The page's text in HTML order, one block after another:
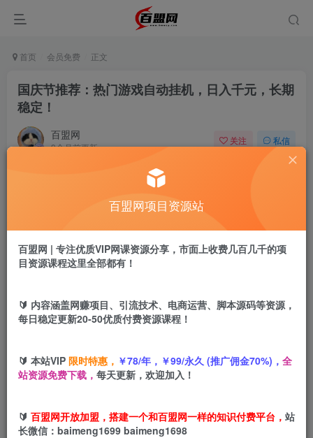
首页 会员免费 正文
国庆节推荐：热门游戏自动挂机，日入千元，长期
稳定！
百盟网
9个月前更新
关注 私信
国庆节推荐：热门游戏自动挂机，日入千元，长期稳定！
盟币9.9
立即购买
两款老游戏游戏全自动挖金项目，每天轻松日入
百盟网项目资源站
百盟网 | 专注优质VIP网课资源分享，市面上收费几百几千的项
目资源课程这里全部都有！
🔰 内容涵盖网赚项目、引流技术、电商运营、脚本源码等资源，
每日稳定更新20-50优质付费资源课程！
🔰 本站VIP 限时特惠， ￥78/年，￥99/永久 (推广佣金70%)， 全
站资源免费下载， 每天更新，欢迎加入！
🔰 百盟网开放加盟，搭建一个和百盟网一样的知识付费平台， 站
长微信：baimeng1699 baimeng1698